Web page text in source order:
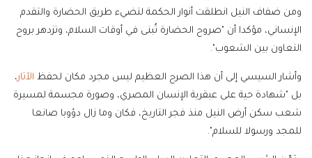
ومن ضفاف النيل انطلقت أنوار الحكمة لتضيء طريق الحضارة والتقدم
الإنساني، مؤكدا أن "صروح الحضارة تُبنى في أوقات السلام، وتزدهر بروح
التعاون بين الشعوب".
وأشار السيسي إلى أن هذا الصرح العظيم ليس مجرد مكان لحفظ الآثار،
بل "شهادة حية على عبقرية الإنسان المصري، وصورة مجسمة لمسيرة
شعب سكن أرض النيل منذ فجر التاريخ، فكان وما زال دؤوبا صانعا
للمجد ورسولا للسلام".